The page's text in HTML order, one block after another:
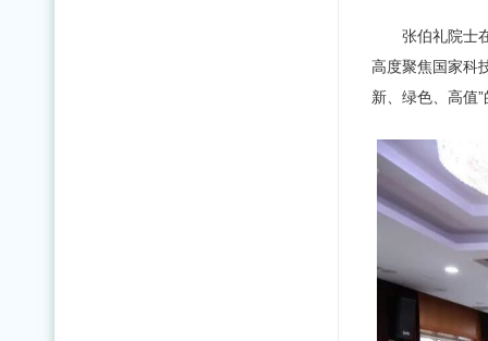
张伯礼院士
高度聚焦国家科
新、绿色、高值